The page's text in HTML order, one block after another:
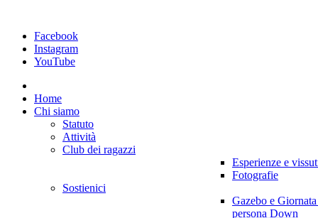
Facebook
Instagram
YouTube
Home
Chi siamo
Statuto
Attività
Club dei ragazzi
Esperienze e
Fotografie
Sostienici
Gazebo e
persona Down